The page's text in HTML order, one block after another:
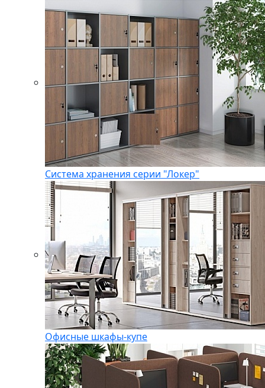
Система хранения серии "Локер"
Офисные шкафы-купе